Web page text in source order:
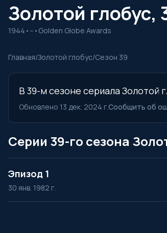
Золотой глобус,
1944 • -- • Golden Globe Awards
Главная/Золотой глобус/Сезон 39
В 39-м сезоне сериала Золотой
Обновлено 13 дек. 2024 г.Сообщить об
Серии 39-го сезона
Эпизод 1
30 янв. 1982 г.